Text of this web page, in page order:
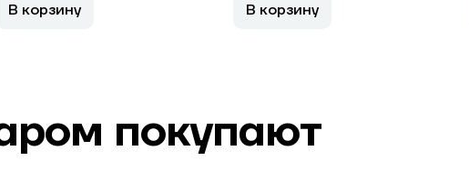
В корзину В корзину
покупают